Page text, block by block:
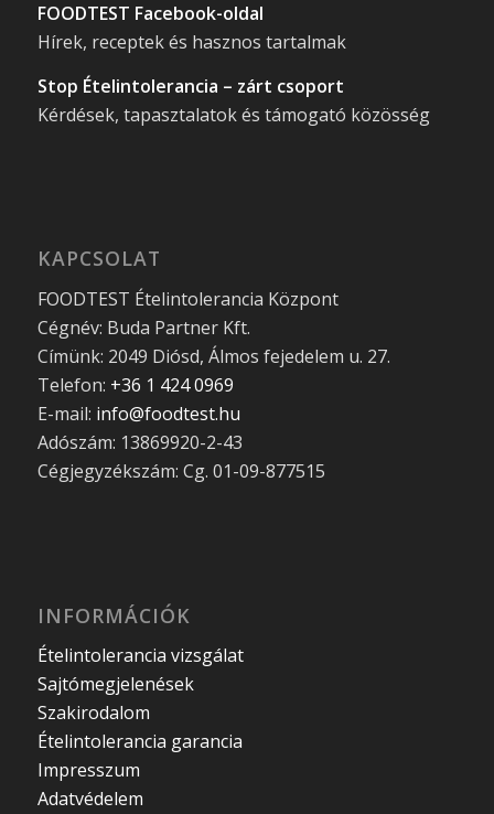
FOODTEST Facebook-oldal
Hírek, receptek és hasznos tartalmak
Stop Ételintolerancia – zárt csoport
Kérdések, tapasztalatok és támogató közösség
KAPCSOLAT
FOODTEST Ételintolerancia Központ
Cégnév: Buda Partner Kft.
Címünk: 2049 Diósd, Álmos fejedelem u. 27.
Telefon: +36 1 424 0969
E-mail: info@foodtest.hu
Adószám: 13869920-2-43
Cégjegyzékszám: Cg. 01-09-877515
INFORMÁCIÓK
Ételintolerancia vizsgálat
Sajtómegjelenések
Szakirodalom
Ételintolerancia garancia
Impresszum
Adatvédelem